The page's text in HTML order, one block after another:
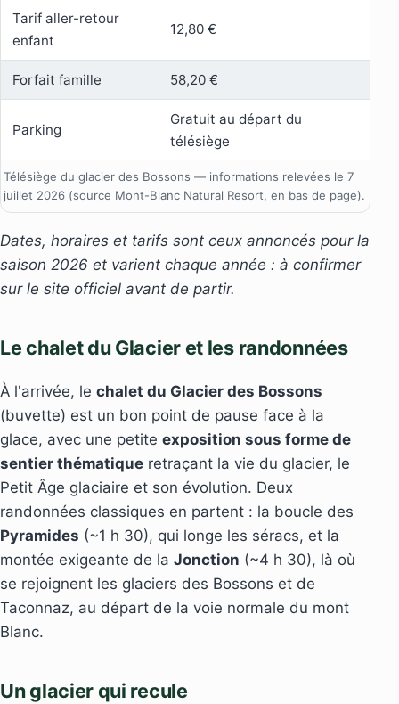
Télésiège du glacier des Bossons — informations relevées le 7
juillet 2026 (source Mont-Blanc Natural Resort, en bas de page).
Tarif aller-retour
enfant
12,80 €
Forfait famille 58,20 €
Parking
Gratuit au départ du
télésiège
Dates, horaires et tarifs sont ceux annoncés pour la
saison 2026 et varient chaque année : à confirmer
sur le site officiel avant de partir.
Le chalet du Glacier et les randonnées
À l'arrivée, le chalet du Glacier des Bossons
(buvette) est un bon point de pause face à la
glace, avec une petite exposition sous forme de
sentier thématique retraçant la vie du glacier, le
Petit Âge glaciaire et son évolution. Deux
randonnées classiques en partent : la boucle des
Pyramides (~1 h 30), qui longe les séracs, et la
montée exigeante de la Jonction (~4 h 30), là où
se rejoignent les glaciers des Bossons et de
Taconnaz, au départ de la voie normale du mont
Blanc.
Un glacier qui recule